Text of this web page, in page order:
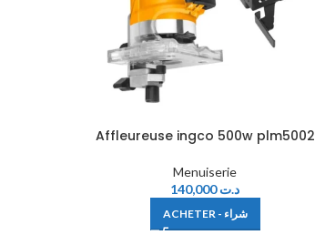
Affleureuse ingco 500w plm5002
Menuiserie
د.ت140,000
ACHETER - شراء